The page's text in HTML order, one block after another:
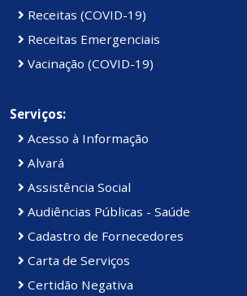
Receitas (COVID-19)
Receitas Emergenciais
Vacinação (COVID-19)
Serviços:
Acesso à Informação
Alvará
Assistência Social
Audiências Públicas - Saúde
Cadastro de Fornecedores
Carta de Serviços
Certidão Negativa